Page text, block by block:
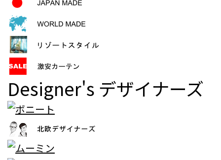
Designer's デザイナーズ